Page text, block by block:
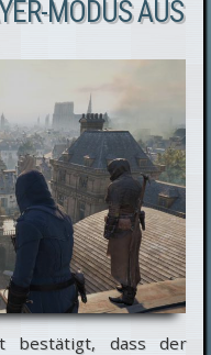
MODUS AUS
bestätigt, dass der